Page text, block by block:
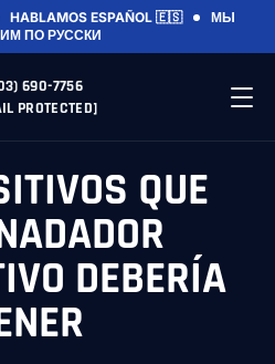
HABLAMOS ESPAÑOL 🇪🇸
МЫ
ПО РУССКИ
690-7756
PROTECTED]
QUE
DEBERÍA